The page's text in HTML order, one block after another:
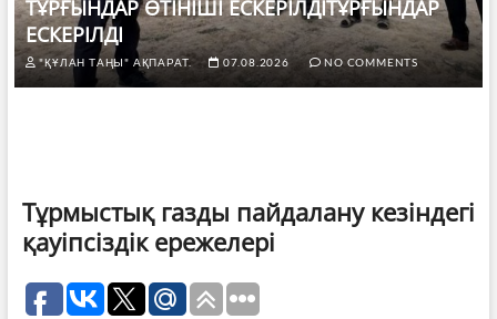
ТҰРҒЫНДАР ӨТІНІШІ ЕСКЕРІЛДІТҰРҒЫНДАР
ЕСКЕРІЛДІ
"ҚҰЛАН ТАҢЫ" АҚПАРАТ. 07.08.2026 NO COMMENTS
Тұрмыстық газды пайдалану кезіндегі
қауіпсіздік ережелері